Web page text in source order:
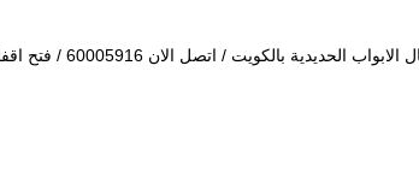
الابواب الحديدية بالكويت / اتصل الان 60005916 / فتح اقفال